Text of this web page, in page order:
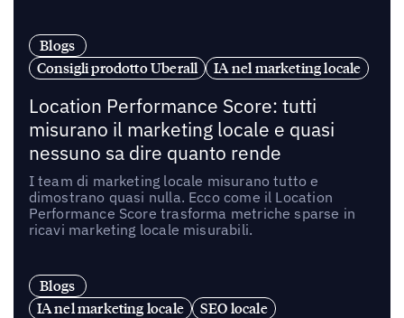
Blogs
Consigli prodotto Uberall
IA nel marketing locale
Location Performance Score: tutti
misurano il marketing locale e quasi
nessuno sa dire quanto rende
I team di marketing locale misurano tutto e
dimostrano quasi nulla. Ecco come il Location
Performance Score trasforma metriche sparse in
ricavi marketing locale misurabili.
Blogs
IA nel marketing locale
SEO locale